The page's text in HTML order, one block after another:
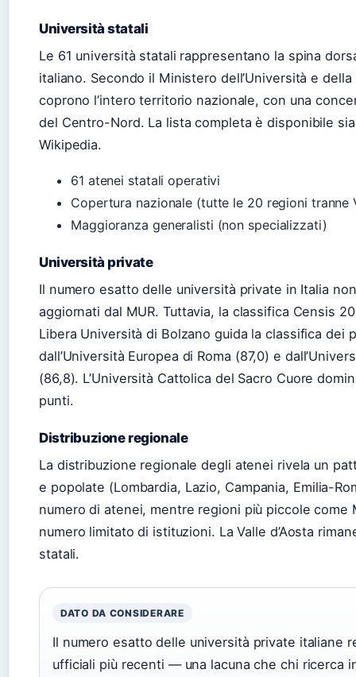
Università statali
Le 61 università statali rappresentano la spina
italiano. Secondo il Ministero dell’Università e
coprono l’intero territorio nazionale, con una
del Centro-Nord. La lista completa è disponibile
Wikipedia.
61 atenei statali operativi
Copertura nazionale (tutte le 20 regioni tranne
Maggioranza generalisti (non specializzati)
Università private
Il numero esatto delle università private in Italia
aggiornati dal MUR. Tuttavia, la classifica Censis
Libera Università di Bolzano guida la classifica dei
dall’Università Europea di Roma (87,0) e
(86,8). L’Università Cattolica del Sacro Cuore
punti.
Distribuzione regionale
La distribuzione regionale degli atenei rivela un
e popolate (Lombardia, Lazio, Campania, Emilia-
numero di atenei, mentre regioni più piccole come
numero limitato di istituzioni. La Valle d’Aosta
statali.
DATO DA CONSIDERARE
Il numero esatto delle università private italiane
ufficiali più recenti — una lacuna che chi ricerca